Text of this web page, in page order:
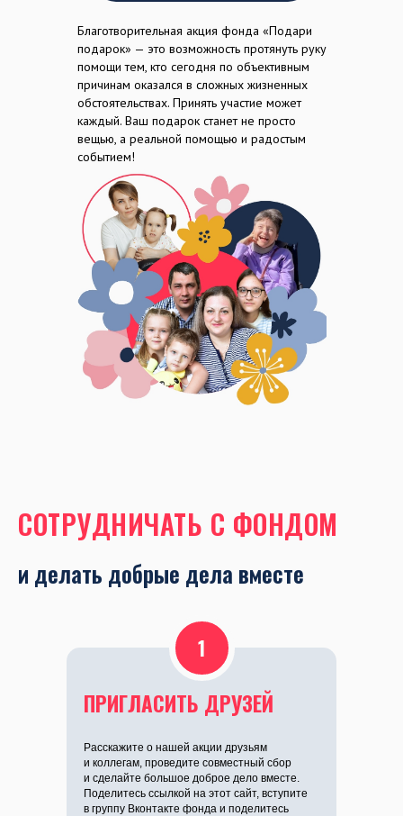
Благотворительная акция фонда «Подари
подарок» — это возможность протянуть руку
помощи тем, кто сегодня по объективным
причинам оказался в сложных жизненных
обстоятельствах. Принять участие может
каждый. Ваш подарок станет не просто
вещью, а реальной помощью и радостым
событием!
СОТРУДНИЧАТЬ С ФОНДОМ
и делать добрые дела вместе
ПРИГЛАСИТЬ ДРУЗЕЙ
Расскажите о нашей акции друзьям
и коллегам, проведите совместный сбор
и сделайте большое доброе дело вместе.
Поделитесь ссылкой на этот сайт, вступите
в группу Вконтакте фонда и поделитесь
1